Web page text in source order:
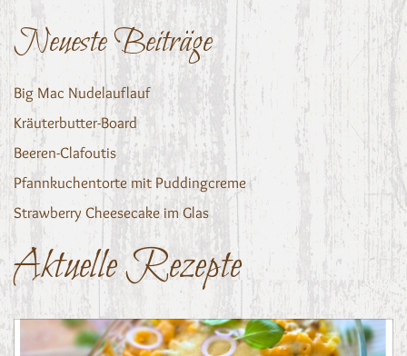
Neueste Beiträge
Big Mac Nudelauflauf
Kräuterbutter-Board
Beeren-Clafoutis
Pfannkuchentorte mit Puddingcreme
Strawberry Cheesecake im Glas
Aktuelle Rezepte